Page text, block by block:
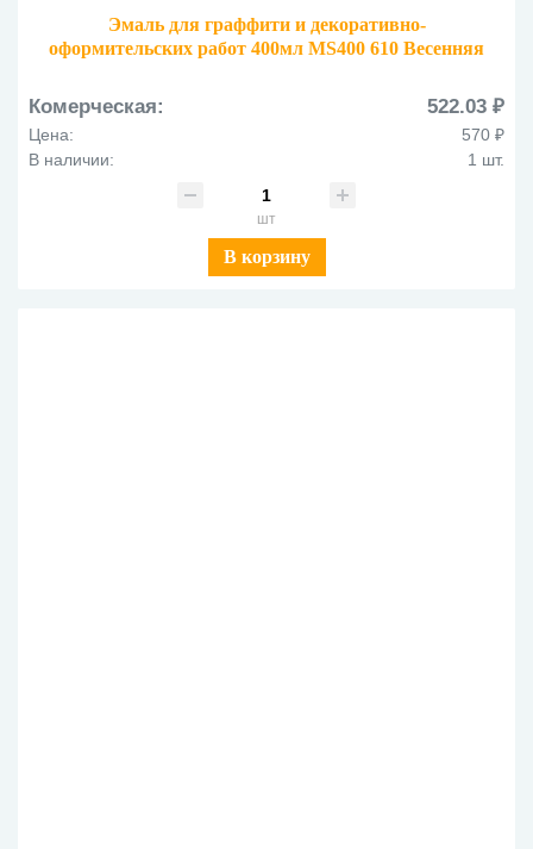
Эмаль для граффити и декоративно-
оформительских работ 400мл MS400 610 Весенняя
Комерческая: 522.03 ₽
Цена:
570 ₽
В наличии:
1 шт.
шт
В корзину